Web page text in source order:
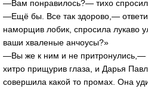
—Вам понравилось?— тихо
—Ещё бы. Все так здорово,—
наморщив лобик, спросила лукаво
ваши хваленые анчоусы?»
—Вы же к ним и не притронулись,—
хитро прищурив глаза, и Дарья
совершила какой то промах. Она